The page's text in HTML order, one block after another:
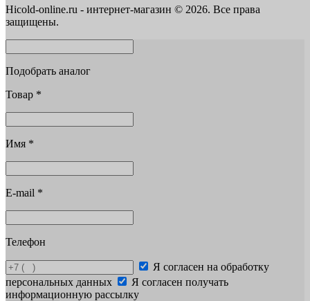
Hicold-online.ru - интернет-магазин © 2026. Все права
защищены.
Подобрать аналог
Товар *
Имя *
E-mail *
Телефон
Я согласен на обработку
персональных данных
Я согласен получать
информационную рассылку